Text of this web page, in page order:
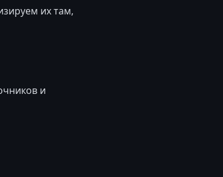
их там,
и